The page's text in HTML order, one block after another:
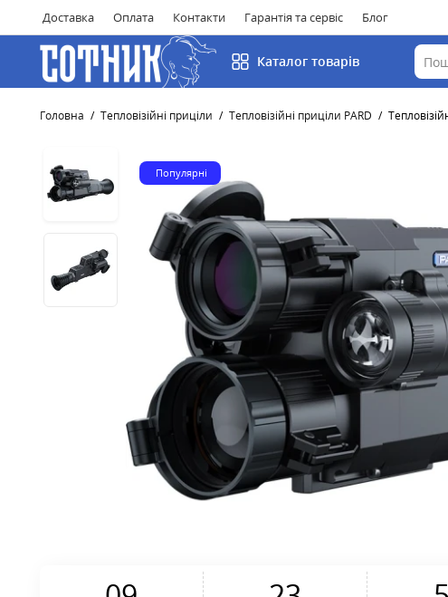
Доставка Оплата Контакти Гарантія та сервіс Блог
Каталог товарів
Головна Тепловізійні приціли Тепловізійні приціли PARD
Популярні